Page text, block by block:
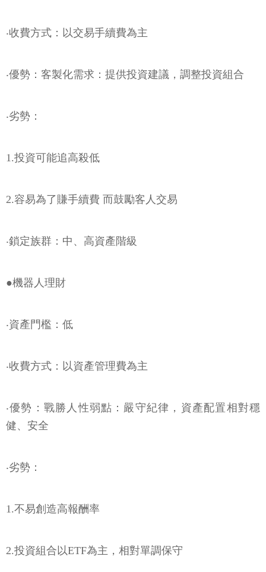
‧收費方式：以交易手續費為主
‧優勢：客製化需求：提供投資建議，調整投資組合
‧劣勢：
1.投資可能追高殺低
2.容易為了賺手續費 而鼓勵客人交易
‧鎖定族群：中、高資產階級
●機器人理財
‧資產門檻：低
‧收費方式：以資產管理費為主
‧優勢：戰勝人性弱點：嚴守紀律，資產配置相對穩
健、安全
‧劣勢：
1.不易創造高報酬率
2.投資組合以ETF為主，相對單調保守